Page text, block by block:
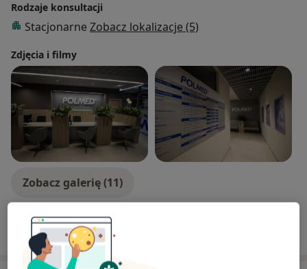
Rodzaje konsultacji
Stacjonarne Zobacz lokalizacje (5)
Zdjęcia i filmy
Zobacz galerię (11)